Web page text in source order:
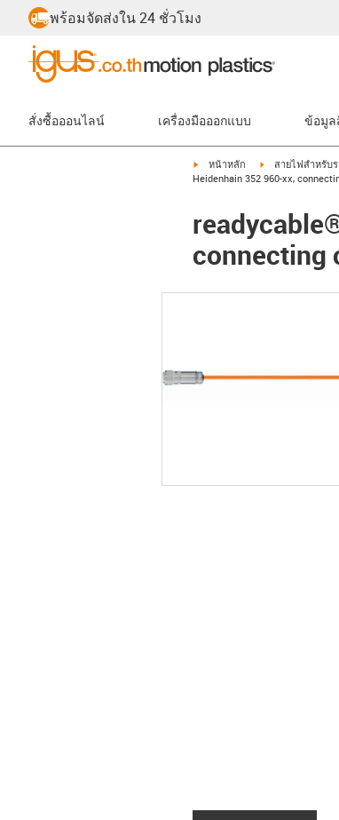
พร้อมจัดส่งใน 24 ชั่วโมง
สั่งซื้อออนไลน์ เครื่องมือออกแบบ ข้อมู
igus-icon-arrow-right
หน้าหลัก igus-icon-
สายไฟสำหรับ
Heidenhain 352 960-xx,
connecting